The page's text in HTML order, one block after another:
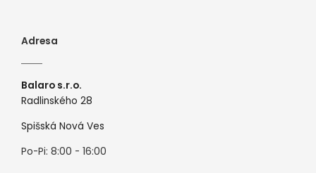
Adresa
Balaro s.r.o.
Radlinského 28
Spišská Nová Ves
Po-Pi: 8:00 - 16:00